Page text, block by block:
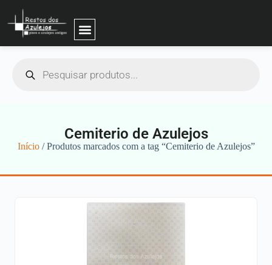
Cemiterio de Azulejos
Início/ Produtos marcados com a tag “Cemiterio de Azulejos”